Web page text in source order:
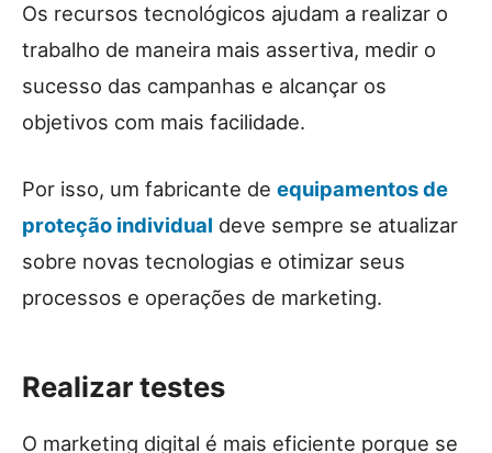
Os recursos tecnológicos ajudam a realizar o
trabalho de maneira mais assertiva, medir o
sucesso das campanhas e alcançar os
objetivos com mais facilidade.
Por isso, um fabricante de equipamentos de
proteção individual deve sempre se atualizar
sobre novas tecnologias e otimizar seus
processos e operações de marketing.
Realizar testes
O marketing digital é mais eficiente porque se